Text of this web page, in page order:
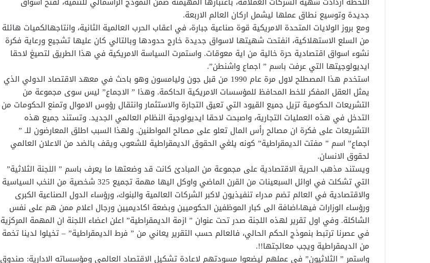
جديدة وتوسيع نطاق عملها ليشمل اركان العالم الاربعة.
ومع بروز الولايات المتحدة الامريكية قوة صناعية جبارة، في اعقاب الحرب العالمية الثانية، وانتاجهالكميات هائلة
من السلع الاستهلاكية، انفتحت شهيتها لاسواق جديدة خارج حدودها وبالتالي كان عليها تشجيع ورعاية فكرة
نشوء اسواق اقتصادية حرة خالية من اية معوقات. واستمرت السياسة الامريكية في هذا الطريق لتصيغ لاحقا
ايديولوجيتها التي عرفت باسم ” اجماع واشنطن”.
استخدم هذا المصطلح لاول مرة عام 1990 من قبل جون وليامسون وهو باحث في معهد الاقتصاد الدولي الذي
يمثل العقل المفكر للخط المحافظ للمؤسسات الامريكية الحاكمة. وهذا ” الاجماع” ليس سوى مجموعة من
التشريعات الحكومية تزيل جميع القيود التي تعيق التجارة والاستثمار وانتقال رؤوس الاموال وتمنع الحكومات من
التدخل في هذه العمليات التجارية، واصبحت لاحقا ايديولوجية النظام العالمي الجديد. وتستند جميع هذه
التشريعات على فكرة ان مصالح رأس المال تعلو على مصالح المواطنين. ولهذا السبب اطلق المعارضون للـ ”
اجماع” اسم ” مفتت الديمقراطية” كونه يلغي الحقوق الديمقراطية للشعوب ويقف بالضد من الاعلان العالمي
لحقوق الانسان.
ويستند مذهب الحرية الاقتصادية على مجموعة من المبادئ كانت قد وضعتها ما يعرف باسم ” اللجنة الثلاثية”
التي تشكلت في اوائل السبعينات من القرن الماضي واوكل اليها مهمة تجميع 325 شخصية من النخب السياسية
والاقتصادية في العالم تضم مدراء تنفيذيون لاكبر الشركات العالمية والبنوك، ورؤساء الدول الصناعية الكبرى
ورؤساء الوزارات فيها،اضافة الى كبار الموظفين الحكوميين وبضعة اكاديميين ورجال اعلام ممن هم على نفس
الشاكلة. وفي اول تقرير لهذه اللجنة صدر تحت عنوان ” ازمة الديمقراطية” اعلن اعضاء اللجنة ان المهمة المركزية
في عصرنا ترتبط بنموذج الحكم الحالي، فالعالم حسب التقرير يعاني من ” فرط الديمقراطية” – تخيلوا لدينا تخمة
من الديمقراطية ويجب معالجتها!!.
واستمر ” الثلاثيون” في عملهم ليضعوا مسودتهم لاعادة تشكيل الاقتصاد العالمي ومؤسساته الادارية: صندوق